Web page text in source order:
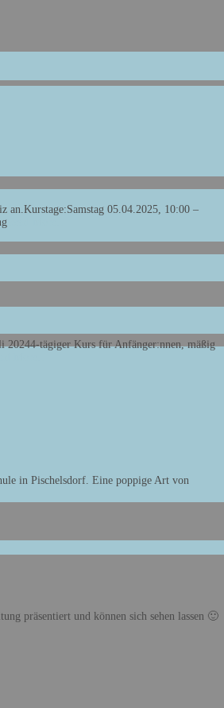
an.Kurstage:Samstag 05.04.2025, 10:00 –
20244-tägiger Kurs für Anfänger:nnen, mäßig
in Pischelsdorf. Eine poppige Art von
präsentiert und können sich sehen lassen 🙂